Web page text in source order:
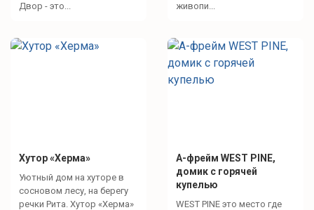
Двор - это...
живопи...
Хутор «Херма»
Уютный дом на хуторе в
сосновом лесу, на берегу
речки Рита. Хутор «Херма»
А-фрейм WEST PINE,
домик с горячей
купелью
WEST PINE это место где